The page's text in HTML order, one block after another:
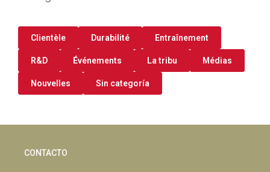
Clientèle Durabilité Entraînement
R&D Événements La tribu Médias
Nouvelles Sin categoría
CONTACTO